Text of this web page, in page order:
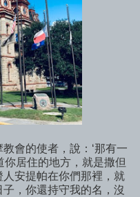
會的使者，說：‘那有一
居住的地方，就是撒但
安提帕在你們那裡，就
，你還持守我的名，沒